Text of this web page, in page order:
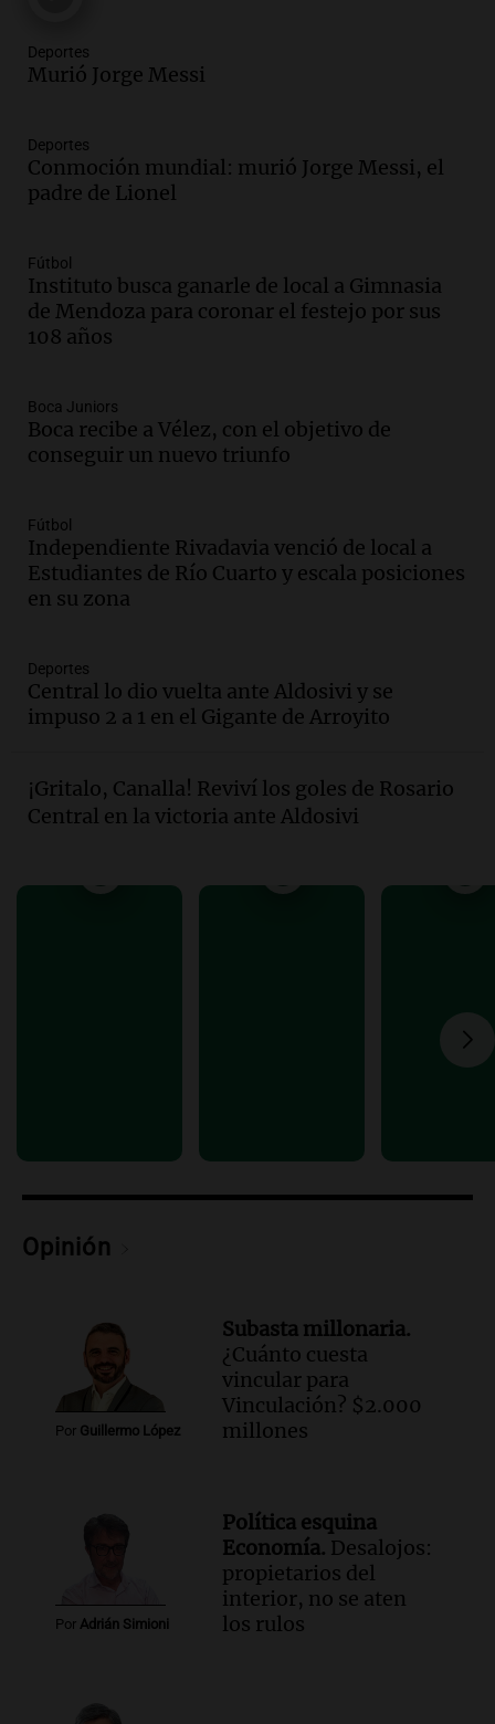
Vargas en 2007
Una mañana para todos
Audio.
las nuevas detenciones: "En esa casa
todos tenían algo que ver"
Audio.Una nutricionista derribó el mito
del desayuno ideal: qué alimentos
conviene priorizar
Audio.Murió Jorge Messi
Una mañana para todos
Audio.Mateo, a los 25 años, lucha
contra el tiempo: necesita un trasplante
para poder seguir viviend
Audio.
de julio será menor al 2,9% registrado
en CABA
Audio. Altas Cumbres: rescataron a una
Una mañana para todos
Audio.Investigan un asalto millonario a
la cooperativa Talamochita en Villa
María
Deportes
Murió Jorge Messi
Deportes
Conmoción mundial: murió Jorge Messi, el
padre de Lionel
Fútbol
Instituto busca ganarle de local a Gimnasia
de Mendoza para coronar el festejo por sus
108 años
Boca Juniors
Boca recibe a Vélez, con el objetivo de
conseguir un nuevo triunfo
Fútbol
Independiente Rivadavia venció de local a
Estudiantes de Río Cuarto y escala posiciones
en su zona
Deportes
Central lo dio vuelta ante Aldosivi y se
impuso 2 a 1 en el Gigante de Arroyito
¡Gritalo, Canalla! Reviví los goles de Rosario
Central en la victoria ante Aldosivi
Opinión
Por Guillermo López
Subasta millonaria.
¿Cuánto cuesta
vincular para
Vinculación? $2.000
millones
Por Adrián Simioni
Política esquina
Economía. Desalojos:
propietarios del
interior, no se aten
los rulos